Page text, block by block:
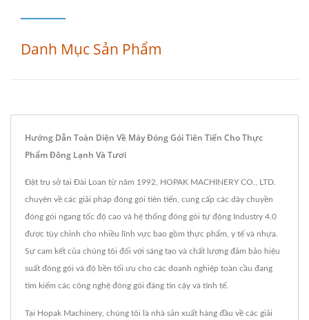
Danh Mục Sản Phẩm
Hướng Dẫn Toàn Diện Về Máy Đóng Gói Tiên Tiến Cho Thực
Phẩm Đông Lạnh Và Tươi
Đặt trụ sở tại Đài Loan từ năm 1992, HOPAK MACHINERY CO., LTD.
chuyên về các giải pháp đóng gói tiên tiến, cung cấp các dây chuyền
đóng gói ngang tốc độ cao và hệ thống đóng gói tự động Industry 4.0
được tùy chỉnh cho nhiều lĩnh vực bao gồm thực phẩm, y tế và nhựa.
Sự cam kết của chúng tôi đối với sáng tạo và chất lượng đảm bảo hiệu
suất đóng gói và độ bền tối ưu cho các doanh nghiệp toàn cầu đang
tìm kiếm các công nghệ đóng gói đáng tin cậy và tinh tế.
Tại Hopak Machinery, chúng tôi là nhà sản xuất hàng đầu về các giải